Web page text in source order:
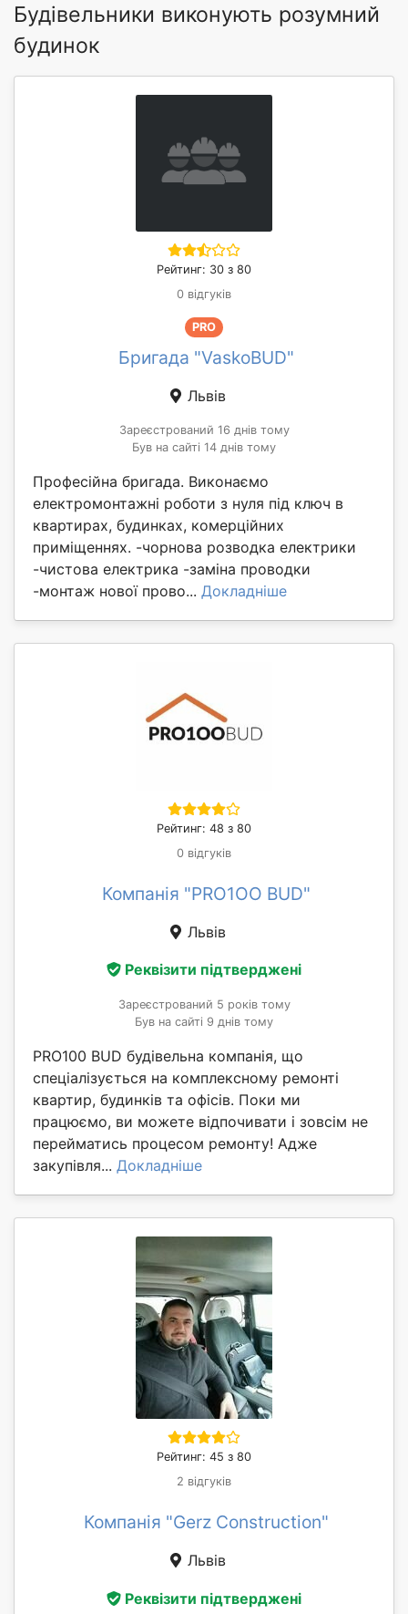
Будівельники виконують розумний
будинок
Рейтинг: 30 з 80
0 відгуків
PRO
Бригада "VaskoBUD"
Львів
Зареєстрований 16 днів тому
Був на сайті 14 днів тому
Професійна бригада. Виконаємо
електромонтажні роботи з нуля під ключ в
квартирах, будинках, комерційних
приміщеннях. -чорнова розводка електрики
-чистова електрика -заміна проводки
-монтаж нової прово... Докладніше
Рейтинг: 48 з 80
0 відгуків
Компанія "PRO1OO BUD"
Львів
Реквізити підтверджені
Зареєстрований 5 років тому
Був на сайті 9 днів тому
PRO100 BUD будівельна компанія, що
спеціалізується на комплексному ремонті
квартир, будинків та офісів. Поки ми
працюємо, ви можете відпочивати і зовсім не
перейматись процесом ремонту! Адже
закупівля... Докладніше
Рейтинг: 45 з 80
2 відгуків
Компанія "Gerz Construction"
Львів
Реквізити підтверджені